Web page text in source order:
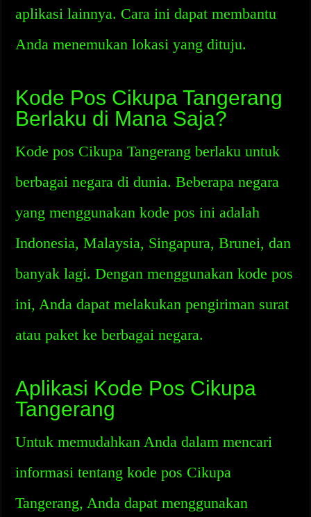
aplikasi lainnya. Cara ini dapat membantu
Anda menemukan lokasi yang dituju.
Kode Pos Cikupa Tangerang
Berlaku di Mana Saja?
Kode pos Cikupa Tangerang berlaku untuk
berbagai negara di dunia. Beberapa negara
yang menggunakan kode pos ini adalah
Indonesia, Malaysia, Singapura, Brunei, dan
banyak lagi. Dengan menggunakan kode pos
ini, Anda dapat melakukan pengiriman surat
atau paket ke berbagai negara.
Aplikasi Kode Pos Cikupa
Tangerang
Untuk memudahkan Anda dalam mencari
informasi tentang kode pos Cikupa
Tangerang, Anda dapat menggunakan